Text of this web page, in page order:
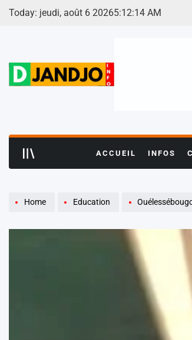
Skip
Today: jeudi, août 6 20265:12:16 AM
ACCUEIL INFOS
Home Education Ouélessébougou